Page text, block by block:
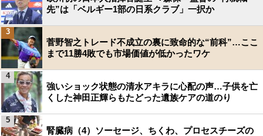
先”は「ベルギー1部の日系クラブ」一択か
菅野智之トレード不成立の裏に致命的な“前科”…ここ
まで11勝4敗でも市場価値が低かったワケ
3
強いショック状態の清水アキラに心配の声…子供を亡
くした神田正輝らもたどった遺族ケアの道のり
4
腎臓病（4）ソーセージ、ちくわ、プロセスチーズの
5